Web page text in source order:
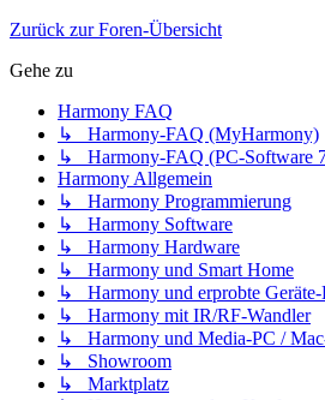
Zurück zur Foren-Übersicht
Gehe zu
Harmony FAQ
↳ Harmony-FAQ (MyHarmony)
↳ Harmony-FAQ (PC-Software
Harmony Allgemein
↳ Harmony Programmierung
↳ Harmony Software
↳ Harmony Hardware
↳ Harmony und Smart Home
↳ Harmony und erprobte Geräte-
↳ Harmony mit IR/RF-Wandler
↳ Harmony und Media-PC /
↳ Showroom
↳ Marktplatz